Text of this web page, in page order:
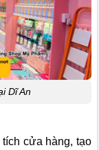
Dĩ An
cửa hàng, tạo